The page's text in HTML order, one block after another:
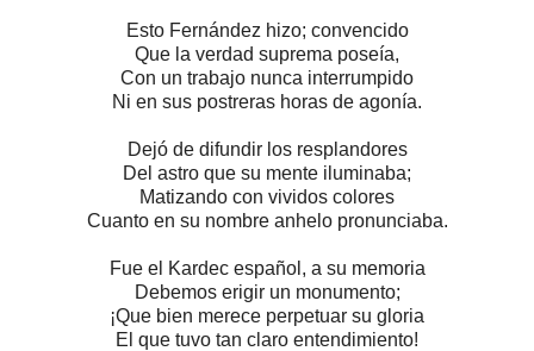
Esto Fernández hizo; convencido
Que la verdad suprema poseía,
Con un trabajo nunca interrumpido
Ni en sus postreras horas de agonía.
Dejó de difundir los resplandores
Del astro que su mente iluminaba;
Matizando con vividos colores
Cuanto en su nombre anhelo pronunciaba.
Fue el Kardec español, a su memoria
Debemos erigir un monumento;
¡Que bien merece perpetuar su gloria
El que tuvo tan claro entendimiento!